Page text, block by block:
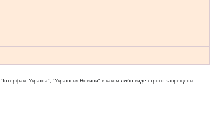
Україна", "Українськi Новини" в каком-либо виде строго запрещены